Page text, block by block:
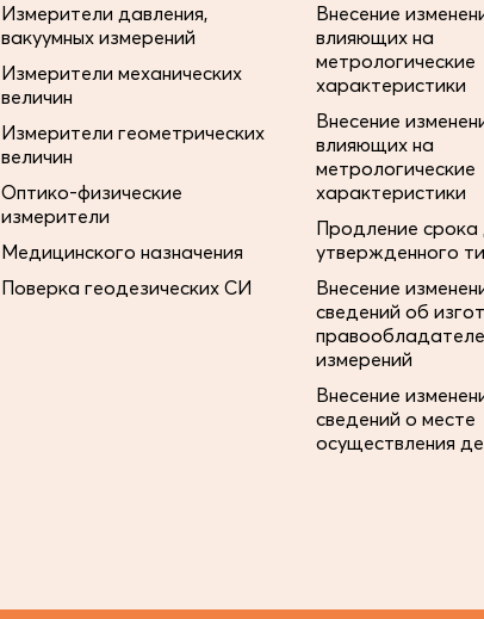
Измерители давления,
вакуумных измерений
Измерители механических
величин
Измерители геометрических
величин
Оптико-физические
измерители
Медицинского назначения
Поверка геодезических СИ
Внесение
влияющих на
метрологические
характеристики
Внесение
влияющих на
метрологические
характеристики
Продление срока
утвержденного
Внесение
сведений об
измерений
Внесение
сведений о месте
осуществления